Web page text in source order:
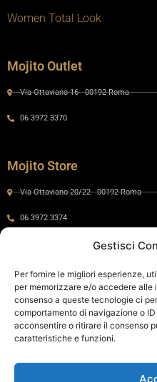
Gestisci
Per fornire le migliori esperienze,
per memorizzare e/o accedere alle
consenso a queste tecnologie ci
comportamento di navigazione o
acconsentire o ritirare il consenso
caratteristiche e funzioni.
Women Total Look
Mojito Outlet
Via Ottaviano 16 - 00192 Roma
06 3972 3370
Mojito Store
Via Ottaviano 20/22 - 00192 Roma
06 3972 3374
Via Ottaviano 24 - 00192 Roma
06 575 8821
Policy